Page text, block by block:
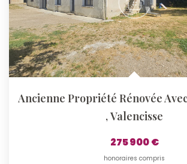
Notre Équipe
Nos Actualités
Nos Partenaires
CONTACT
,Valencisse
275 900 €
honoraires compris